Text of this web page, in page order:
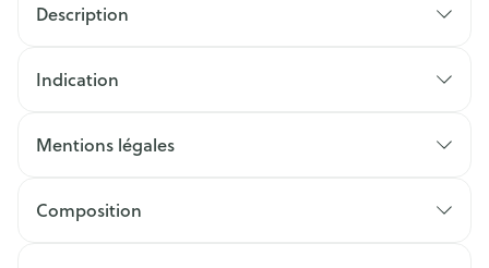
Description
Indication
Mentions légales
Composition